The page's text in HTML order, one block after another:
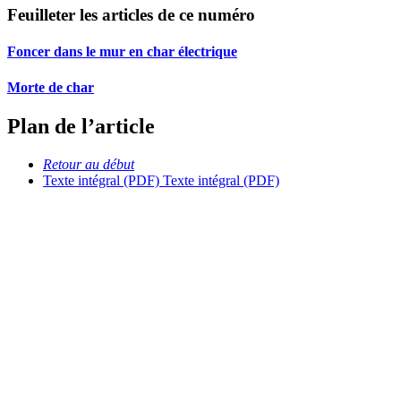
Feuilleter les articles de ce numéro
Foncer dans le mur en char électrique
Morte de char
Plan de l’article
Retour au début
Texte intégral (PDF) Texte intégral (PDF)